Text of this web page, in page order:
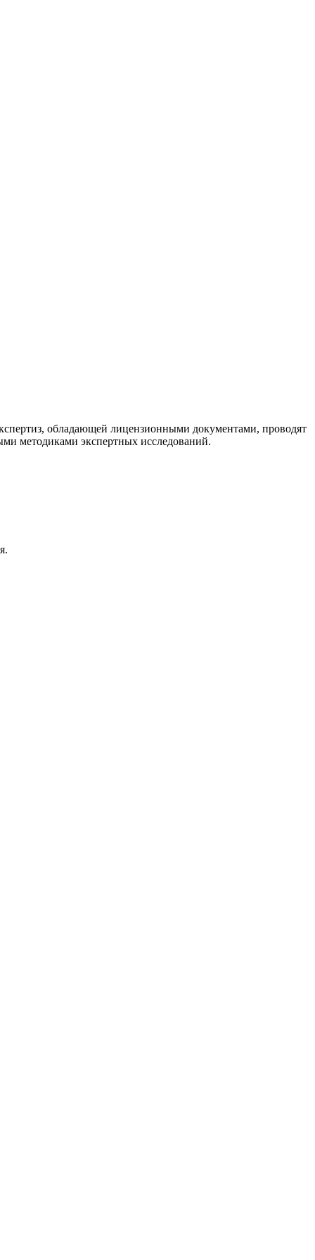
обладающей лицензионными документами, проводят
методиками экспертных исследований.